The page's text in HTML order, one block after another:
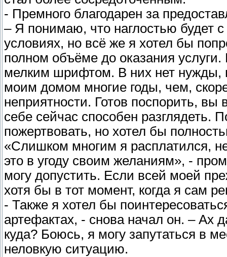
- Премного благодарен за
– Я понимаю, что наглостью будет
условиях, но всё же я хотел бы
полном объёме до оказания
мелким шрифтом. В них нет нужды,
моим домом многие годы, чем,
неприятности. Готов поспорить,
себе сейчас способен разглядеть.
пожертвовать, но хотел бы
«Слишком многим я расплатился,
это в угоду своим желаниям», -
могу допустить. Если всей моей
хотя бы в тот момент, когда я сам
- Также я хотел бы
артефактах, - снова начал он. – Ах
куда? Боюсь, я могу запутаться в
неловкую ситуацию.